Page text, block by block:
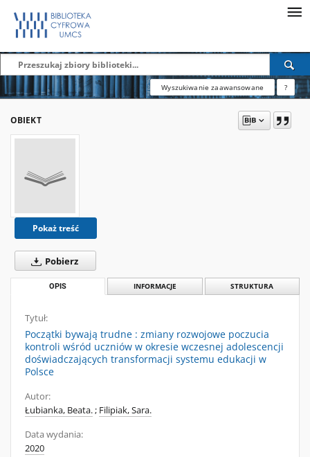
Wyszukiwanie zaawansowane ?
OBIEKT
Pokaż treść
Pobierz
OPIS INFORMACJE STRUKTURA
Tytuł:
Początki bywają trudne : zmiany rozwojowe poczucia
kontroli wśród uczniów w okresie wczesnej adolescencji
doświadczających transformacji systemu edukacji w
Polsce
Autor:
Łubianka, Beata.; Filipiak, Sara.
Data wydania:
2020